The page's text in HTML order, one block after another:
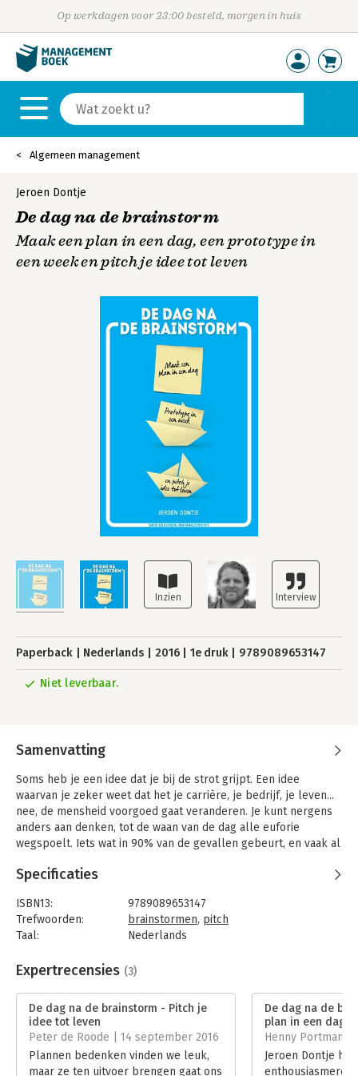
Op werkdagen voor 23:00 besteld, morgen in huis
Algemeen management
Jeroen Dontje
De dag na de brainstorm
Maak een plan in een dag, een prototype in
een week en pitch je idee tot leven
Paperback Nederlands 2016 1e druk 9789089653147
Niet leverbaar.
Samenvatting
Soms heb je een idee dat je bij de strot grijpt. Een idee
waarvan je zeker weet dat het je carrière, je bedrijf, je leven...
nee, de mensheid voorgoed gaat veranderen. Je kunt nergens
anders aan denken, tot de waan van de dag alle euforie
wegspoelt. Iets wat in 90% van de gevallen gebeurt, en vaak al
belanden daardoor in kofferbakken of kasten, waar je ze pas
In 'De dag na de brainstorm' laat Jeroen Dontje zien hoe je
goede ideeën in drie stappen eenvoudig en snel tot leven
en pitch je idee tot leven! Dit boek leert je op een nieuwe
manier te denken: eerst maken, dan pas proberen,
onderzoeken en bijsturen. Aan bod komen allerlei praktische
vaardigheden die nodig zijn om je ideeën tastbaar te maken,
zodat je ze zelf kunt omzetten in concrete successen. Start-up
of groot bedrijf: het maakt niet uit. Ga direct aan de slag!
Specificaties
ISBN13:
9789089653147
Trefwoorden:
brainstormen, pitch
Taal:
Nederlands
Aantal pagina's:
176
Druk:
Verschijningsdatum:
28-4-2016
Hoofdrubriek: Algemeen management
Expertrecensies (3)
De dag na de brainstorm - Pitch je
idee tot leven
Peter de Roode | 14 september 2016
Plannen bedenken vinden we leuk,
maar ze ten uitvoer brengen gaat ons
De dag na de
plan in een dag
Henny Portman |
Jeroen Dontje